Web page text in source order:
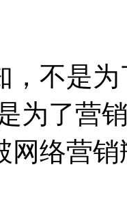
不是为
为了营
网络营